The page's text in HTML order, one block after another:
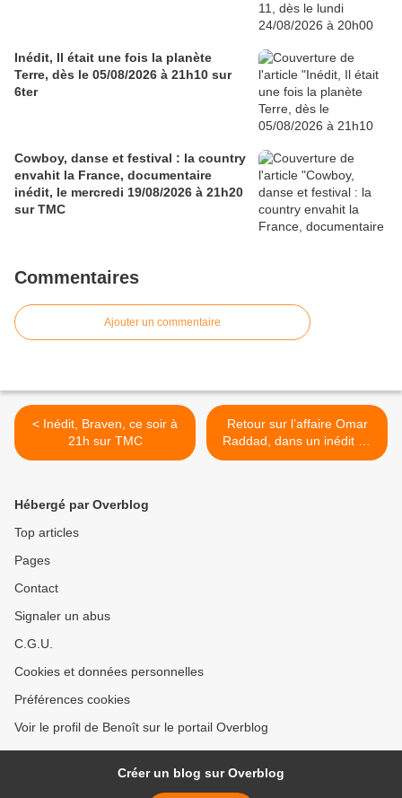
Inédit, Il était une fois la planète
Terre, dès le 05/08/2026 à 21h10 sur
6ter
Cowboy, danse et festival : la country
envahit la France, documentaire
inédit, le mercredi 19/08/2026 à 21h20
sur TMC
Commentaires
Ajouter un commentaire
< Inédit, Braven, ce soir à
21h sur TMC
Retour sur l’affaire Omar
Raddad, dans un inédit de
Non élucidé, ce soir à
Hébergé par Overblog
Top articles
Pages
Contact
Signaler un abus
C.G.U.
Cookies et données personnelles
Préférences cookies
Voir le profil de Benoît sur le portail Overblog
Créer un blog sur Overblog